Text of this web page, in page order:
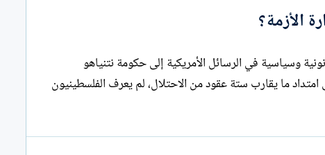
الأزمة؟
اللعبة أم تُعيد إدارة الأزمة؟ قراءة قانونية وسياسية في الرسائل الأمريكية إلى حكومة نتنياهو
الإسرائيلي بقلم: المحامي علي أبو حبلة على امتداد ما يقارب ستة عقود من الاحتلال، لم يعرف الفلسطينيون